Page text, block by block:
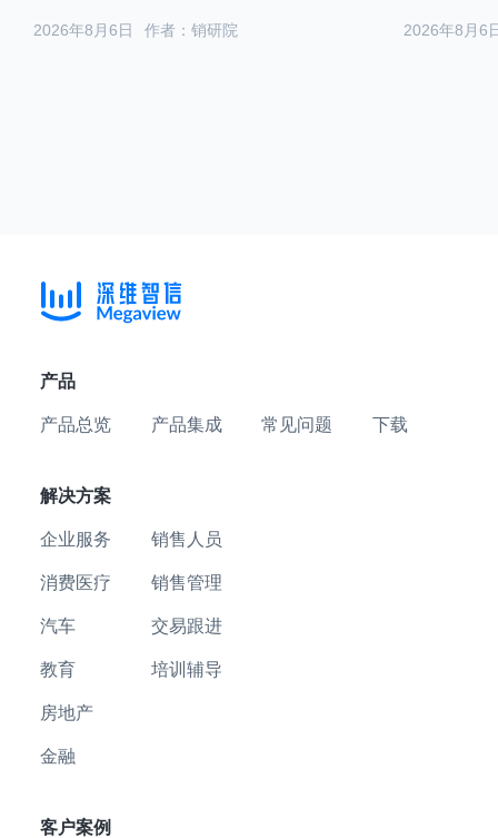
作者：销研院
2026年8月6日 2026年8月6
产品
产品总览 产品集成 常见问题 下载
解决方案
企业服务
消费医疗
汽车
教育
房地产
金融
销售人员
销售管理
交易跟进
培训辅导
客户案例